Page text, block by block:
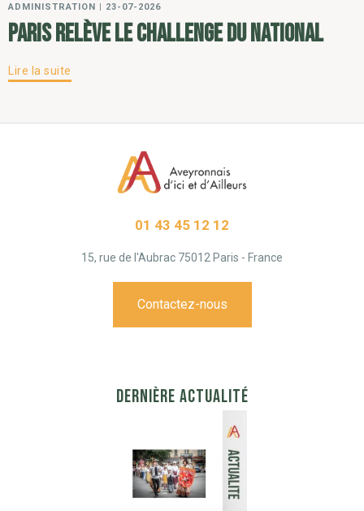
ADMINISTRATION | 23-07-2026
Paris relève le challenge du National
Lire la suite
01 43 45 12 12
15, rue de l'Aubrac 75012 Paris - France
Contactez-nous
DERNIÈRE ACTUALITÉ